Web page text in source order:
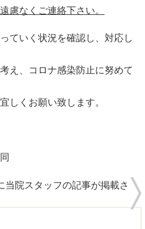
慮なくご連絡下さい。
ていく状況を確認し、対応し
え、コロナ感染防止に努めて
しくお願い致します。
当院スタッフの記事が掲載さ